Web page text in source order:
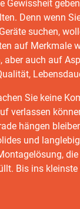
Gewissheit
Denn wenn
suchen,
auf Merkmale
aber auch auf
Sie keine
verlassen
hängen
und
Bis ins kleinste